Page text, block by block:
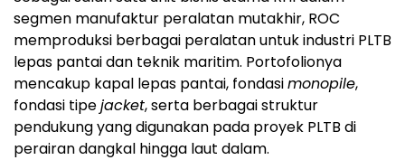
segmen manufaktur peralatan mutakhir, ROC
memproduksi berbagai peralatan untuk industri PLTB
lepas pantai dan teknik maritim. Portofolionya
mencakup kapal lepas pantai, fondasimonopile,
fondasi tipejacket, serta berbagai struktur
pendukung yang digunakan pada proyek PLTB di
perairan dangkal hingga laut dalam.